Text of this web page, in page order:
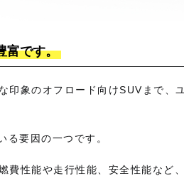
富です。
印象のオフロード向けSUVまで、
る要因の一つです。
費性能や走行性能、安全性能など